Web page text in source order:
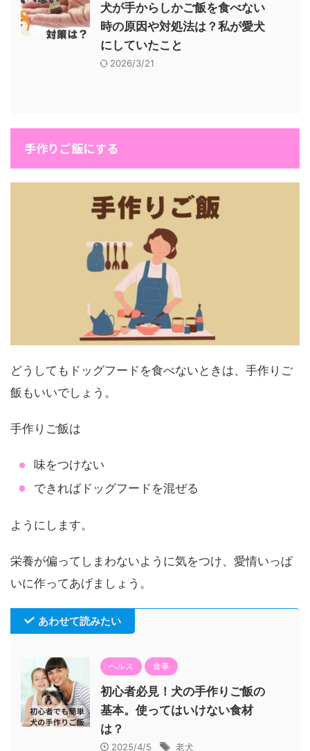
犬が手からしかご飯を食べない
時の原因や対処法は？私が愛犬
にしていたこと
2026/3/21
手作りご飯にする
どうしてもドッグフードを食べないときは、手作りご
飯もいいでしょう。
手作りご飯は
味をつけない
できればドッグフードを混ぜる
ようにします。
栄養が偏ってしまわないように気をつけ、愛情いっぱ
いに作ってあげましょう。
あわせて読みたい
ヘルス 食事
初心者必見！犬の手作りご飯の
基本。使ってはいけない食材
は？
2025/4/5 老犬